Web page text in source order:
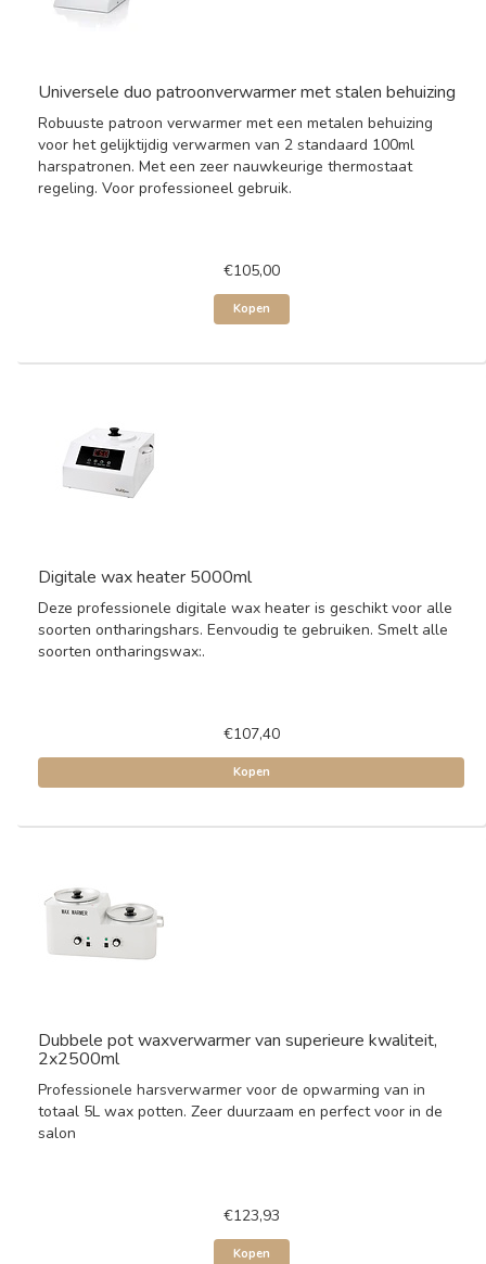
Universele duo patroonverwarmer met stalen behuizing
Robuuste patroon verwarmer met een metalen behuizing
voor het gelijktijdig verwarmen van 2 standaard 100ml
harspatronen. Met een zeer nauwkeurige thermostaat
regeling. Voor professioneel gebruik.
€105,00
Kopen
Digitale wax heater 5000ml
Deze professionele digitale wax heater is geschikt voor alle
soorten ontharingshars. Eenvoudig te gebruiken. Smelt alle
soorten ontharingswax:.
€107,40
Kopen
Dubbele pot waxverwarmer van superieure kwaliteit,
2x2500ml
Professionele harsverwarmer voor de opwarming van in
totaal 5L wax potten. Zeer duurzaam en perfect voor in de
salon
€123,93
Kopen